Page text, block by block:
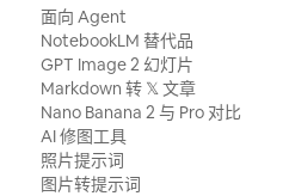
面向 Agent
NotebookLM 替代品
GPT Image 2 幻灯片
Markdown 转 𝕏 文章
Nano Banana 2 与 Pro 对比
AI 修图工具
照片提示词
图片转提示词